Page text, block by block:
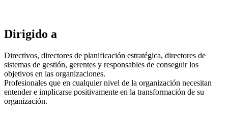
Dirigido a
Directivos, directores de planificación estratégica, directores de
sistemas de gestión, gerentes y responsables de conseguir los
objetivos en las organizaciones.
Profesionales que en cualquier nivel de la organización necesitan
entender e implicarse positivamente en la transformación de su
organización.